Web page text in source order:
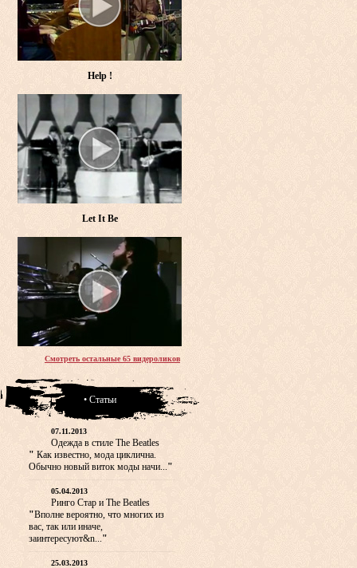
Help !
Let It Be
Смотреть остальные 65 видероликов
• Статьи
07.11.2013
Одежда в стиле The Beatles
" Как известно, мода циклична.
Обычно новый виток моды начи..."
05.04.2013
Ринго Стар и The Beatles
"Вполне вероятно, что многих из
вас, так или иначе,
заинтересуют&n..."
25.03.2013